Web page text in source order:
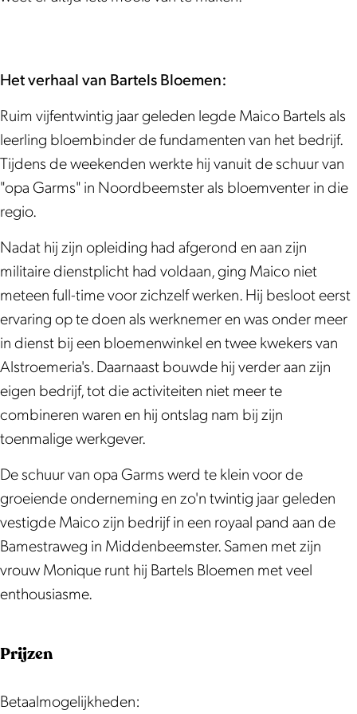
e
n
l
m
n
B
e
e
n
e
n
s
o
m
e
n
r
e
l
s
B
o
e
m
e
n
Het verhaal van Bartels Bloemen:
Ruim vijfentwintig jaar geleden legde Maico Bartels als
leerling bloembinder de fundamenten van het bedrijf.
Tijdens de weekenden werkte hij vanuit de schuur van
"opa Garms" in Noordbeemster als bloemventer in die
regio.
Nadat hij zijn opleiding had afgerond en aan zijn
militaire dienstplicht had voldaan, ging Maico niet
meteen full-time voor zichzelf werken. Hij besloot eerst
ervaring op te doen als werknemer en was onder meer
in dienst bij een bloemenwinkel en twee kwekers van
Alstroemeria's. Daarnaast bouwde hij verder aan zijn
eigen bedrijf, tot die activiteiten niet meer te
combineren waren en hij ontslag nam bij zijn
toenmalige werkgever.
De schuur van opa Garms werd te klein voor de
groeiende onderneming en zo'n twintig jaar geleden
vestigde Maico zijn bedrijf in een royaal pand aan de
Bamestraweg in Middenbeemster. Samen met zijn
vrouw Monique runt hij Bartels Bloemen met veel
enthousiasme.
Prijzen
Betaalmogelijkheden: